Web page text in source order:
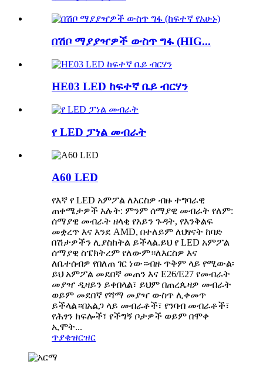
በሽቦ ማያያዣዎች ውስጥ ግፋ (HIG...
HE03 LED ከፍተኛ ቤይ ብርሃን
የ LED ፓነል መብራት
A60 LED
የእኛ የ LED አምፖል ለእርስዎ ብዙ ተግባራዊ
ጠቀሜታዎች አሉት: ምንም ሰማያዊ መብራት የለም:
ሰማያዊ መብራት ዘላቂ የአይን ጉዳት, የእንቅልፍ
መቋረጥ እና እንደ AMD, በተለይም ለህፃናት ከባድ
በሽታዎችን ሊያስከትል ይችላል.ይህ የ LED አምፖል
ሰማያዊ ስፔክትረም የለውም።ለእርስዎ እና
ለቤተሰብዎ የበለጠ ገር ነው።ብዙ ጥቅም ላይ የሚውል፡
ይህ አምፖል መደበኛ መጠን እና E26/E27 የመብራት
መያዣ ዲዛይን ይቀበላል፣ ይህም በጠረጴዛዎ መብራት
ወይም መደበኛ የሻማ መያዣ ውስጥ ሊቀመጥ
ይችላል።በአልጋ ላይ መብራቶች፣ የንባብ መብራቶች፣
የሕፃን ክፍሎች፣ የችግኝ ቦታዎች ወይም በሞቀ
ኢሞት...
ጥያቄዝርዝር